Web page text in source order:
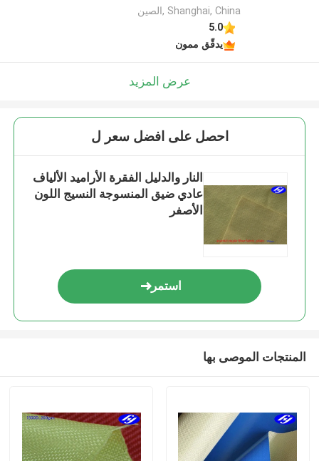
Shanghai, China ,الصين
5.0
يدقّق ممون
عرض المزيد
احصل على افضل سعر ل
النار والدليل الفقرة الأراميد الألياف
عادي ضيق المنسوجة النسيج اللون
الأصفر
استمر
المنتجات الموصى بها